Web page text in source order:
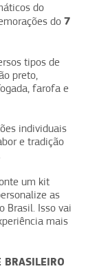
do
do 7
tipos de
preto,
farofa e
individuais
e tradição
um kit
as
Brasil. Isso vai
mais
BRASILEIRO